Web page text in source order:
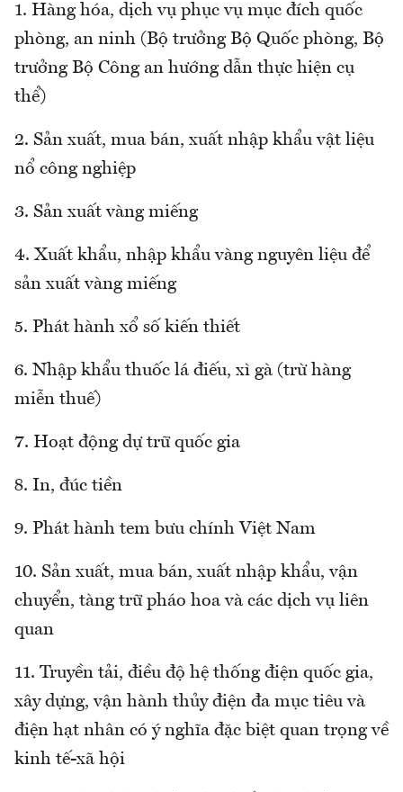
1. Hàng hóa, dịch vụ phục vụ mục đích quốc
phòng, an ninh (Bộ trưởng Bộ Quốc phòng, Bộ
trưởng Bộ Công an hướng dẫn thực hiện cụ
thể)
2. Sản xuất, mua bán, xuất nhập khẩu vật liệu
nổ công nghiệp
3. Sản xuất vàng miếng
4. Xuất khẩu, nhập khẩu vàng nguyên liệu để
sản xuất vàng miếng
5. Phát hành xổ số kiến thiết
6. Nhập khẩu thuốc lá điếu, xì gà (trừ hàng
miễn thuế)
7. Hoạt động dự trữ quốc gia
8. In, đúc tiền
9. Phát hành tem bưu chính Việt Nam
10. Sản xuất, mua bán, xuất nhập khẩu, vận
chuyển, tàng trữ pháo hoa và các dịch vụ liên
quan
11. Truyền tải, điều độ hệ thống điện quốc gia,
xây dựng, vận hành thủy điện đa mục tiêu và
điện hạt nhân có ý nghĩa đặc biệt quan trọng về
kinh tế-xã hội